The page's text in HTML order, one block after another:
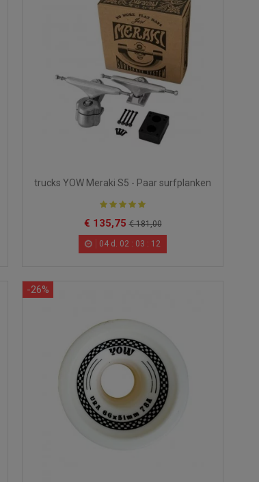
trucks YOW Meraki S5 - Paar surfplanken
€ 135,75 € 181,00
04 d. 02 : 03 : 10
-26%